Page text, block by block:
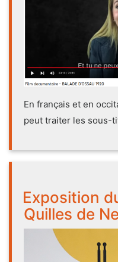
En français et en
peut traiter les sous-
Exposition
Quilles de